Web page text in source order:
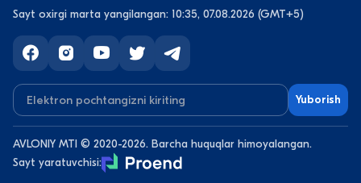
Sayt oxirgi marta yangilangan: 10:35, 07.08.2026 (GMT+5)
Yuborish
AVLONIY MTI © 2020-2026. Barcha huquqlar himoyalangan.
Sayt yaratuvchisi: